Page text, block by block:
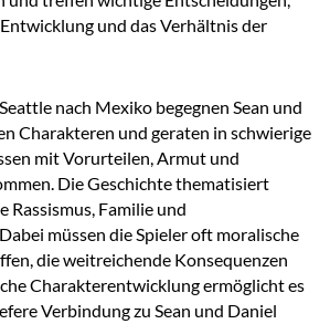
und das Verhältnis der
nach Mexiko begegnen Sean und
Charakteren und geraten in schwierige
mit Vorurteilen, Armut und
Die Geschichte thematisiert
Rassismus, Familie und
müssen die Spieler oft moralische
die weitreichende Konsequenzen
Charakterentwicklung ermöglicht es
Verbindung zu Sean und Daniel